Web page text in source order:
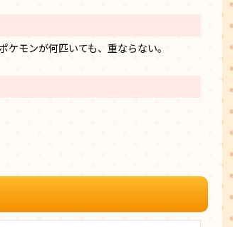
モンが何匹いても、重ならない。